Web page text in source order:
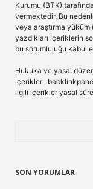
Kurumu (BTK)
vermektedir. Bu
veya araştırma
yazdıkları içeriklerin
bu sorumluluğu kabul
Hukuka ve yasal
içerikleri,
ilgili içerikler yasal
SON YORUMLAR